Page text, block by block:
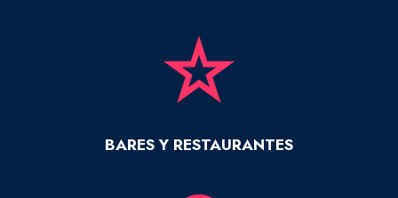
BARES Y RESTAURANTES